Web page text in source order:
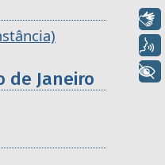
de Janeiro
Libras
+ Acessibilidade